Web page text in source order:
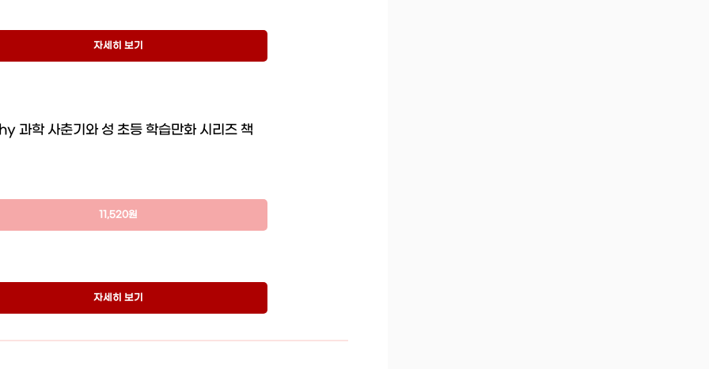
자세히 보기
과학 사춘기와 성 초등 학습만화 시리즈 책
11,520원
자세히 보기